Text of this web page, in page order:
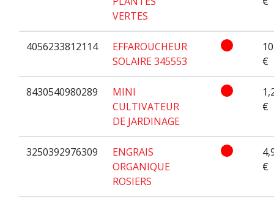
VERTES
4056233812114
EFFAROUCHEUR
SOLAIRE 345553
€
8430540980289
MINI
CULTIVATEUR
DE JARDINAGE
€
3250392976309
ENGRAIS
ORGANIQUE
ROSIERS
€